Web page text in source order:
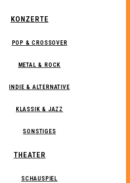
KONZERTE
POP & CROSSOVER
METAL & ROCK
INDIE & ALTERNATIVE
KLASSIK & JAZZ
SONSTIGES
THEATER
SCHAUSPIEL